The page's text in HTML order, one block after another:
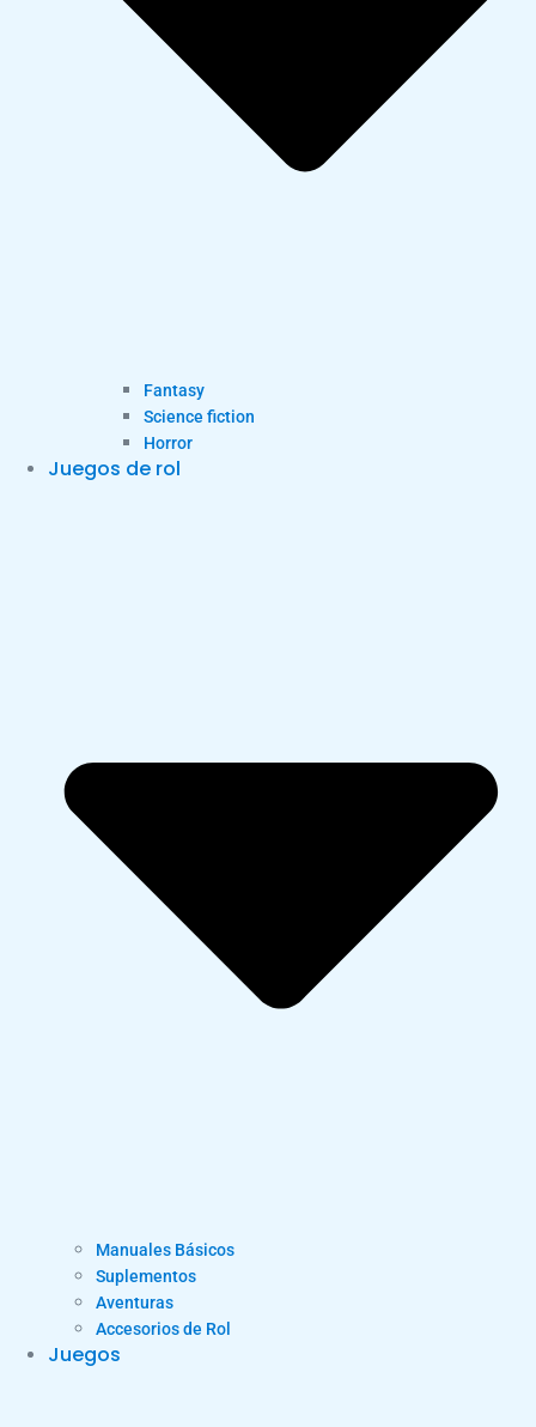
Fantasy
Science fiction
Horror
Juegos de rol
Manuales Básicos
Suplementos
Aventuras
Accesorios de Rol
Juegos